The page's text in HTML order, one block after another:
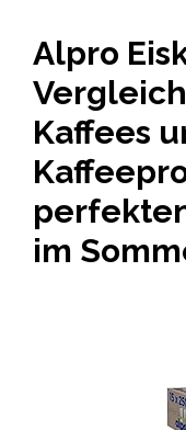
Alpro
Kaffees
im